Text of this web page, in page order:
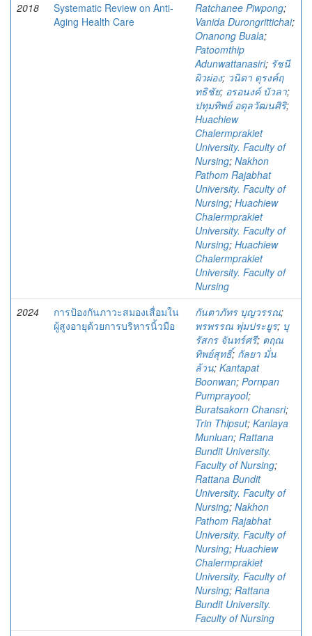
2018
Systematic Review on Anti-
Aging Health Care
Ratchanee Piwpong;
Vanida Durongrittichai;
Onanong Buala;
Patoomthip
Adunwattanasiri; รัชนี
ผิวผ่อง; วนิดา ดุรงค์ฤ
ทธิชัย; อรอนงค์ บัวลา;
ปทุมทิพย์ อดุลวัฒนศิริ;
Huachiew
Chalermprakiet
University. Faculty of
Nursing; Nakhon
Pathom Rajabhat
University. Faculty of
Nursing; Huachiew
Chalermprakiet
University. Faculty of
Nursing; Huachiew
Chalermprakiet
University. Faculty of
Nursing
2024
การป้องกันภาวะสมองเสื่อมใน
ผู้สูงอายุด้วยการบริหารนิ้วมือ
กันตาภัทร บุญวรรณ;
พรพรรณ พุ่มประยูร; บุ
รัสกร จันทร์ศรี; ตฤณ
ทิพย์สุทธิ์; กัลยา มั่น
ล้วน; Kantapat
Boonwan; Pornpan
Pumprayool;
Buratsakorn Chansri;
Trin Thipsut; Kanlaya
Munluan; Rattana
Bundit University.
Faculty of Nursing;
Rattana Bundit
University. Faculty of
Nursing; Nakhon
Pathom Rajabhat
University. Faculty of
Nursing; Huachiew
Chalermprakiet
University. Faculty of
Nursing; Rattana
Bundit University.
Faculty of Nursing